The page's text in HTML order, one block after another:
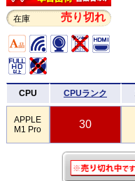
在庫 売り切れ
CPU CPUランク
APPLE
M1 Pro
30